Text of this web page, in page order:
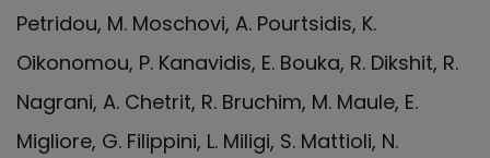
Petridou, M. Moschovi, A. Pourtsidis, K.
Oikonomou, P. Kanavidis, E. Bouka, R. Dikshit, R.
Nagrani, A. Chetrit, R. Bruchim, M. Maule, E.
Migliore, G. Filippini, L. Miligi, S. Mattioli, N.